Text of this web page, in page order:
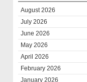
August 2026
July 2026
June 2026
May 2026
April 2026
February 2026
January 2026